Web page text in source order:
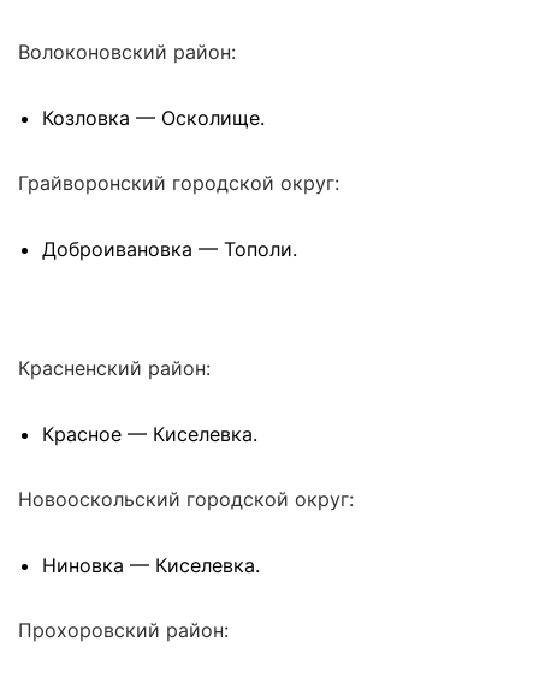
Волоконовский район:
Козловка — Осколище.
Грайворонский городской округ:
Доброивановка — Тополи.
Красненский район:
Красное — Киселевка.
Новооскольский городской округ:
Ниновка — Киселевка.
Прохоровский район: